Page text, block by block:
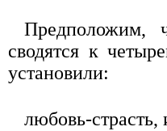
Предположим,
сводятся к
установили:
любовь-